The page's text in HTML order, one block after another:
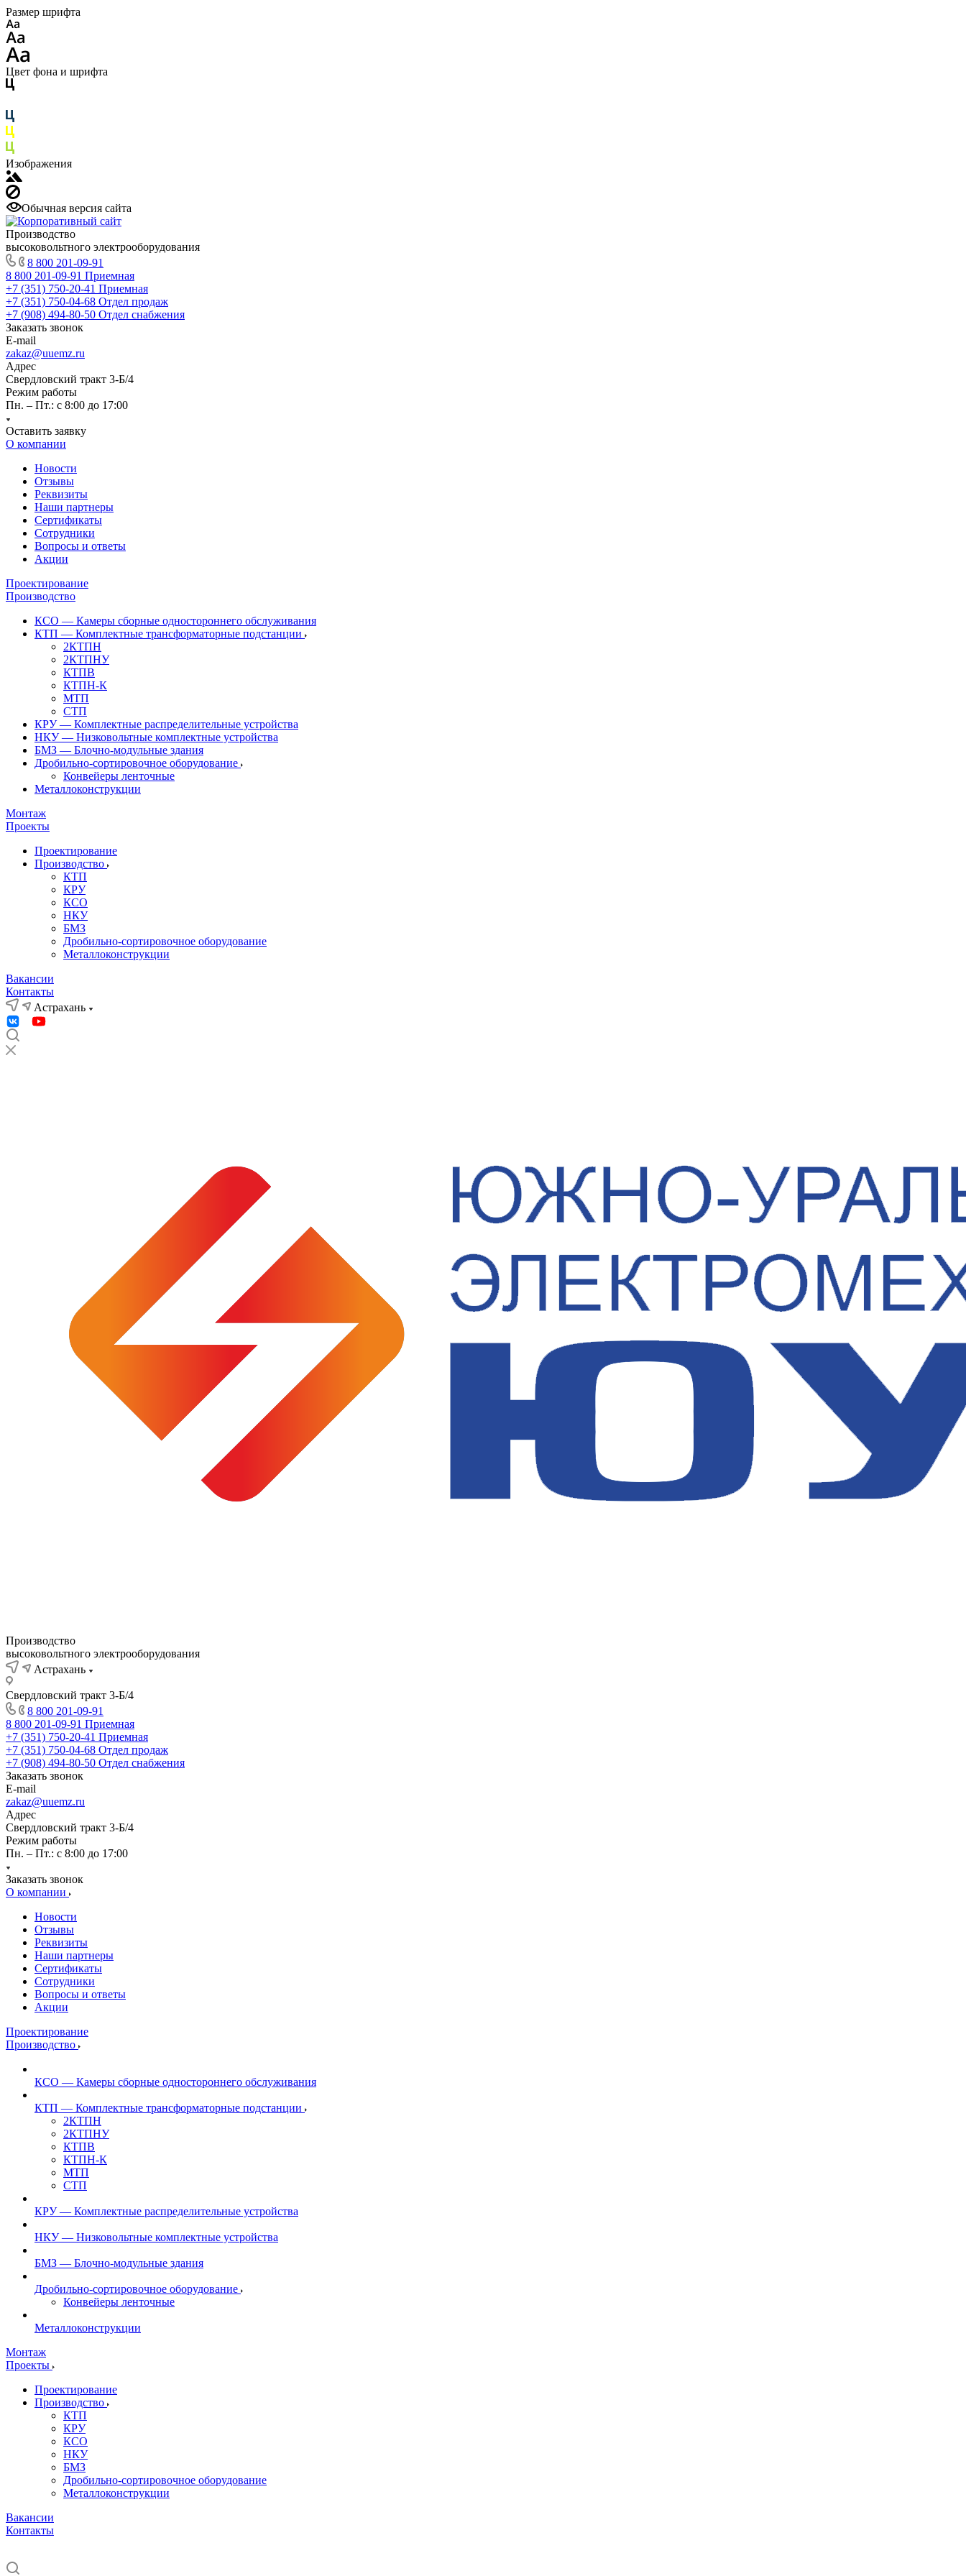
Размер шрифта
Цвет фона и шрифта
Изображения
Обычная версия сайта
Производство
высоковольтного электрооборудования
8 800 201-09-91
8 800 201-09-91 Приемная
+7 (351) 750-20-41 Приемная
+7 (351) 750-04-68 Отдел продаж
+7 (908) 494-80-50 Отдел снабжения
Заказать звонок
E-mail
zakaz@uuemz.ru
Адрес
Свердловский тракт 3-Б/4
Режим работы
Пн. – Пт.: с 8:00 до 17:00
Оставить заявку
О компании
Новости
Отзывы
Реквизиты
Наши партнеры
Сертификаты
Сотрудники
Вопросы и ответы
Акции
Проектирование
Производство
КСО — Камеры сборные одностороннего обслуживания
КТП — Комплектные трансформаторные подстанции
2КТПН
2КТПНУ
КТПВ
КТПН-К
МТП
СТП
КРУ — Комплектные распределительные устройства
НКУ — Низковольтные комплектные устройства
БМЗ — Блочно-модульные здания
Дробильно-сортировочное оборудование
Конвейеры ленточные
Металлоконструкции
Монтаж
Проекты
Проектирование
Производство
КТП
КРУ
КСО
НКУ
БМЗ
Дробильно-сортировочное оборудование
Металлоконструкции
Вакансии
Контакты
Астрахань
Производство
высоковольтного электрооборудования
Астрахань
Свердловский тракт 3-Б/4
8 800 201-09-91
8 800 201-09-91 Приемная
+7 (351) 750-20-41 Приемная
+7 (351) 750-04-68 Отдел продаж
+7 (908) 494-80-50 Отдел снабжения
Заказать звонок
E-mail
zakaz@uuemz.ru
Адрес
Свердловский тракт 3-Б/4
Режим работы
Пн. – Пт.: с 8:00 до 17:00
Заказать звонок
О компании
Новости
Отзывы
Реквизиты
Наши партнеры
Сертификаты
Сотрудники
Вопросы и ответы
Акции
Проектирование
Производство
КСО — Камеры сборные одностороннего обслуживания
КТП — Комплектные трансформаторные подстанции
2КТПН
2КТПНУ
КТПВ
КТПН-К
МТП
СТП
КРУ — Комплектные распределительные устройства
НКУ — Низковольтные комплектные устройства
БМЗ — Блочно-модульные здания
Дробильно-сортировочное оборудование
Конвейеры ленточные
Металлоконструкции
Монтаж
Проекты
Проектирование
Производство
КТП
КРУ
КСО
НКУ
БМЗ
Дробильно-сортировочное оборудование
Металлоконструкции
Вакансии
Контакты